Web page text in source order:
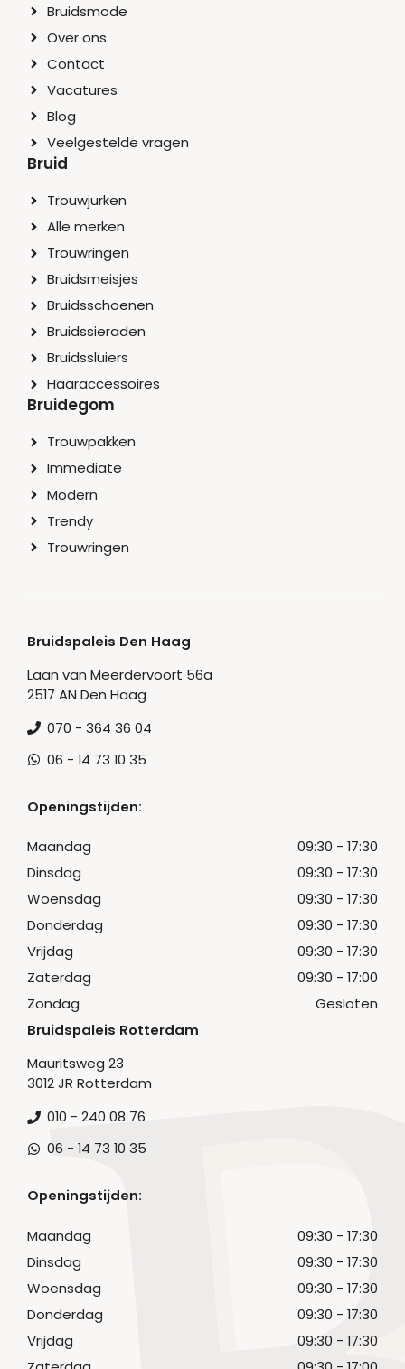
Bruidsmode
Over ons
Contact
Vacatures
Blog
Veelgestelde vragen
Bruid
Trouwjurken
Alle merken
Trouwringen
Bruidsmeisjes
Bruidsschoenen
Bruidssieraden
Bruidssluiers
Haaraccessoires
Bruidegom
Trouwpakken
Immediate
Modern
Trendy
Trouwringen
Bruidspaleis Den Haag
Laan van Meerdervoort 56a
2517 AN Den Haag
070 - 364 36 04
06 - 14 73 10 35
Openingstijden:
Maandag
09:30 - 17:30
Dinsdag
09:30 - 17:30
Woensdag
09:30 - 17:30
Donderdag
09:30 - 17:30
Vrijdag
09:30 - 17:30
Zaterdag
09:30 - 17:00
Zondag
Gesloten
Bruidspaleis Rotterdam
Mauritsweg 23
3012 JR Rotterdam
010 - 240 08 76
06 - 14 73 10 35
Openingstijden:
Maandag
09:30 - 17:30
Dinsdag
09:30 - 17:30
Woensdag
09:30 - 17:30
Donderdag
09:30 - 17:30
Vrijdag
09:30 - 17:30